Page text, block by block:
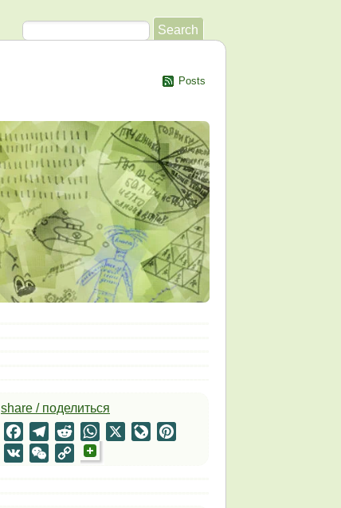
Posts
share / поделиться
FacebookTelegramRedditWhatsApp LiveJournal
VK
WeChat
Copy